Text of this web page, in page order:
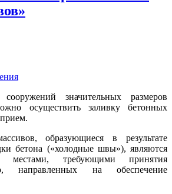
значительных размеров
осуществить заливку бетонных
образующиеся в результате
бетона («холодные швы»), являются
местами, требующими принятия
направленных на обеспечение